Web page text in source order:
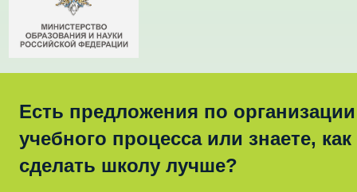
Есть предложения по организации
учебного процесса или знаете, как
сделать школу лучше?